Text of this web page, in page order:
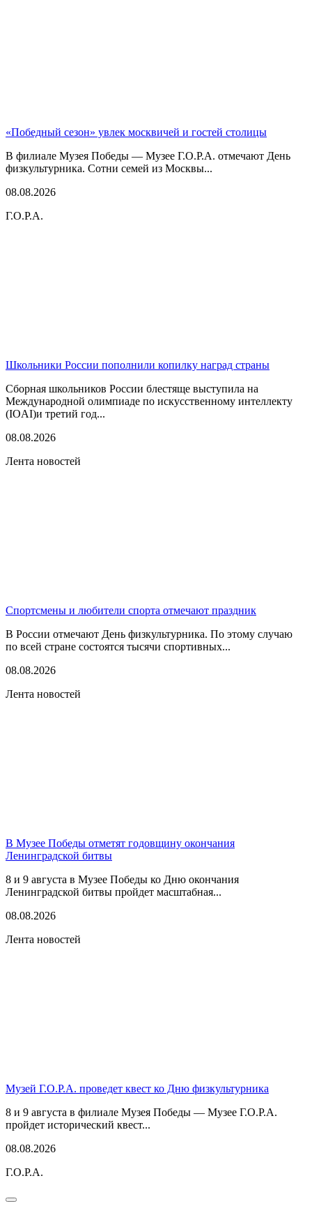
«Победный сезон» увлек москвичей и гостей столицы
В филиале Музея Победы — Музее Г.О.Р.А. отмечают День
физкультурника. Сотни семей из Москвы...
08.08.2026
Г.О.Р.А.
Школьники России пополнили копилку наград страны
Сборная школьников России блестяще выступила на
Международной олимпиаде по искусственному интеллекту
(IOAI)и третий год...
08.08.2026
Лента новостей
Спортсмены и любители спорта отмечают праздник
В России отмечают День физкультурника. По этому случаю
по всей стране состоятся тысячи спортивных...
08.08.2026
Лента новостей
В Музее Победы отметят годовщину окончания
Ленинградской битвы
8 и 9 августа в Музее Победы ко Дню окончания
Ленинградской битвы пройдет масштабная...
08.08.2026
Лента новостей
Музей Г.О.Р.А. проведет квест ко Дню физкультурника
8 и 9 августа в филиале Музея Победы — Музее Г.О.Р.А.
пройдет исторический квест...
08.08.2026
Г.О.Р.А.